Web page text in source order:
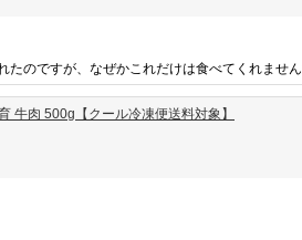
たのですが、なぜかこれだけは食べてくれませ
牛肉 500g【クール冷凍便送料対象】